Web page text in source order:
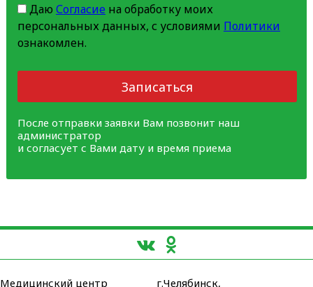
Даю Согласиена обработку моих
персональных данных, с условиями Политики
ознакомлен.
Записаться
После отправки заявки Вам позвонит наш
администратор
и согласует с Вами дату и время приема
Медицинский центр г.Челябинск,